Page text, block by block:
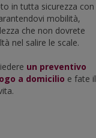
in tutta sicurezza con
mobilità,
che non dovrete
nel salire le scale.
un preventivo
a domicilio e fate il